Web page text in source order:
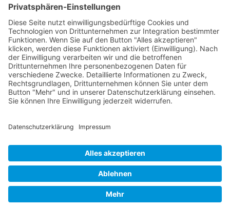
Versandinformationen
Verfügbarkeit/Verträglichkeit
Rechtliches
Widerrufsrecht und Widerrufsformular
Impressum
Datenschutzerklärung
Cookie-Einstellungen
AGB
Streitbeilegungsstelle
Vertrag widerrufen